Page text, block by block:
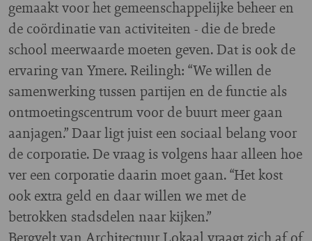
gemaakt voor het gemeenschappelijke beheer en
de coördinatie van activiteiten - die de brede
school meerwaarde moeten geven. Dat is ook de
ervaring van Ymere. Reilingh: “We willen de
samenwerking tussen partijen en de functie als
ontmoetingscentrum voor de buurt meer gaan
aanjagen.” Daar ligt juist een sociaal belang voor
de corporatie. De vraag is volgens haar alleen hoe
ver een corporatie daarin moet gaan. “Het kost
ook extra geld en daar willen we met de
betrokken stadsdelen naar kijken.”